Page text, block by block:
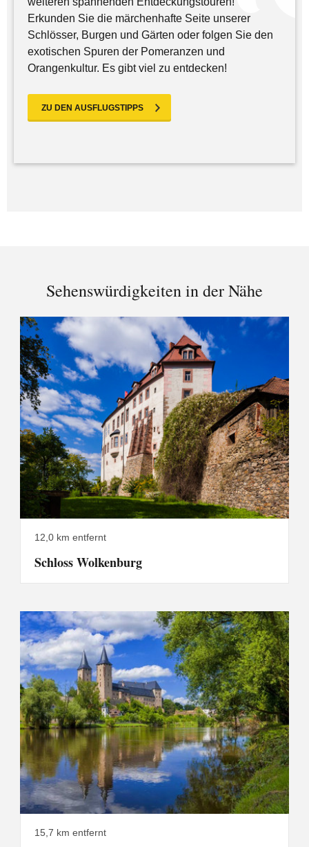
Erkunden Sie die märchenhafte Seite unserer
Schlösser, Burgen und Gärten oder folgen Sie den
exotischen Spuren der Pomeranzen und
Orangenkultur. Es gibt viel zu entdecken!
ZU DEN AUSFLUGSTIPPS
Sehenswürdigkeiten in der Nähe
12,0 km entfernt
Schloss Wolkenburg
15,7 km entfernt